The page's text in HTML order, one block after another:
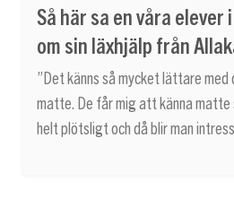
Så här sa en våra elever
om sin läxhjälp från
”Det känns så mycket lättare med
matte. De får mig att känna
helt plötsligt och då blir man